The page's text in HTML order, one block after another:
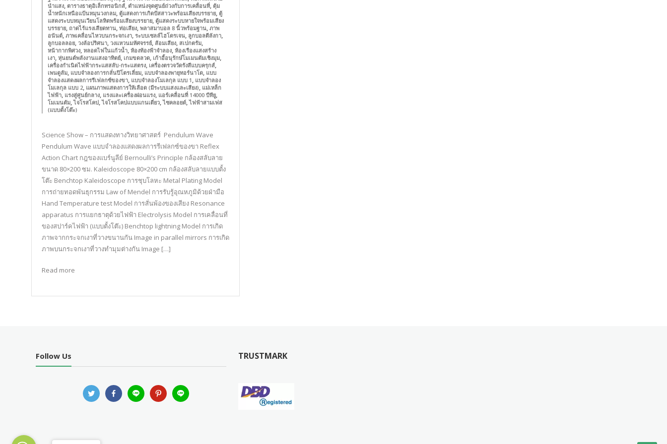
นำแสง, ตารางธาตุอิเล็กทรอนิกส์, ตำแหน่งจุดศูนย์ถ่วงกับการเคลื่อนที่, ตุ้ม
น้ำหนักเหนือแป้นหมุนวงกลม, ตู้แสดงการเกิดปัสสาวะพร้อมเสียงบรรยาย, ตู้
แสดงระบบหมุนเวียนโลหิตพร้อมเสียงบรรยาย, ตู้แสดงระบบหายใจพร้อมเสียง
บรรยาย, ถาดไร้แรงเสียดทาน, ท่อเสียง, พลาสมาบอล 8 นิ้วพร้อมฐาน, ภาพ
อนันต์, ภาพเคลื่อนไหวบนกระจกเงา, ระบบเซลล์ไฮโดรเจน, ลูกบอลตีลังกา,
ลูกบอลลอย, วงล้อปริศนา, วงแหวนมหัศจรรย์, ส้อมเสียง, สเปกตรัม,
หน้ากากพิศวง, หลอดไฟในแก้วน้ำ, ห้องท้องฟ้าจำลอง, ห้องเรืองแสงสร้าง
เงา, หุ่นยนต์พลังงานแสงอาทิตย์, เกมขดลวด, เก้าอี้อนุรักษ์โมเมนตัมเชิงมุม,
เครื่องกำเนิดไฟฟ้ากระแสสลับ-กระแสตรง, เครื่องตรวจวัดรังสีแบบครุกส์,
เพนดูลัม, แบบจำลองการกลั่นปิโตรเลี่ยม, แบบจำลองพายุทอร์นาโด, แบบ
จำลองแสดงผลการรีเฟลกซ์ของขา, แบบจำลองโมเลกุล แบบ 1 , แบบจำลอง
โมเลกุล แบบ 2, แผนภาพแสดงการให้เลือด (มีระบบแสงและเสียง), แม่เหล็ก
ไฟฟ้า, แรงสู่ศูนย์กลาง, แรงและเครื่องผ่อนแรง, แอร์เคลื่อนที่ 14000 บีทียู,
โมเมนตัม,ไจโรสโคป,ไจโรสโคปแบบแกนเดี่ยว,ไซคลอยด์,ไฟฟ้าสามเฟส
(แบบตั้งโต๊ะ)
Science Show – การแสดงทางวิทยาศาสตร์ Pendulum Wave
Pendulum Wave แบบจำลองแสดงผลการรีเฟลกซ์ของขา Reflex
Action Chart กฎของแบร์นูลีย์ Bernoulli’s Principle กล้องสลับลาย
ขนาด 80×200 ซม. Kaleidoscope 80×200 cm กล้องสลับลายแบบตั้ง
โต๊ะ Benchtop Kaleidoscope การชุบโลหะ Metal Plating Model
การถ่ายทอดพันธุกรรม Law of Mendel การรับรู้อุณหภูมิด้วยฝ่ามือ
Hand Temperature test Model การสั่นพ้องของเสียง Resonance
apparatus การแยกธาตุด้วยไฟฟ้า Electrolysis Model การเคลื่อนที่
ของสปาร์คไฟฟ้า (แบบตั้งโต๊ะ) Benchtop lightning Model การเกิด
ภาพจากกระจกเงาที่วางขนานกัน Image in parallel mirrors การเกิด
ภาพบนกระจกเงาที่วางทำมุมต่างกัน Image […]
Read more
Follow Us TRUSTMARK